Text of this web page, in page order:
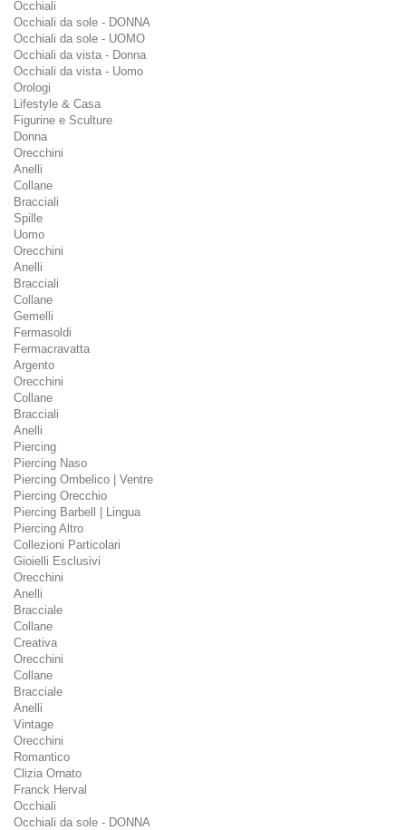
Occhiali
Occhiali da sole - DONNA
Occhiali da sole - UOMO
Occhiali da vista - Donna
Occhiali da vista - Uomo
Orologi
Lifestyle & Casa
Figurine e Sculture
Donna
Orecchini
Anelli
Collane
Bracciali
Spille
Uomo
Orecchini
Anelli
Bracciali
Collane
Gemelli
Fermasoldi
Fermacravatta
Argento
Orecchini
Collane
Bracciali
Anelli
Piercing
Piercing Naso
Piercing Ombelico | Ventre
Piercing Orecchio
Piercing Barbell | Lingua
Piercing Altro
Collezioni Particolari
Gioielli Esclusivi
Orecchini
Anelli
Bracciale
Collane
Creativa
Orecchini
Collane
Bracciale
Anelli
Vintage
Orecchini
Romantico
Clizia Ornato
Franck Herval
Occhiali
Occhiali da sole - DONNA